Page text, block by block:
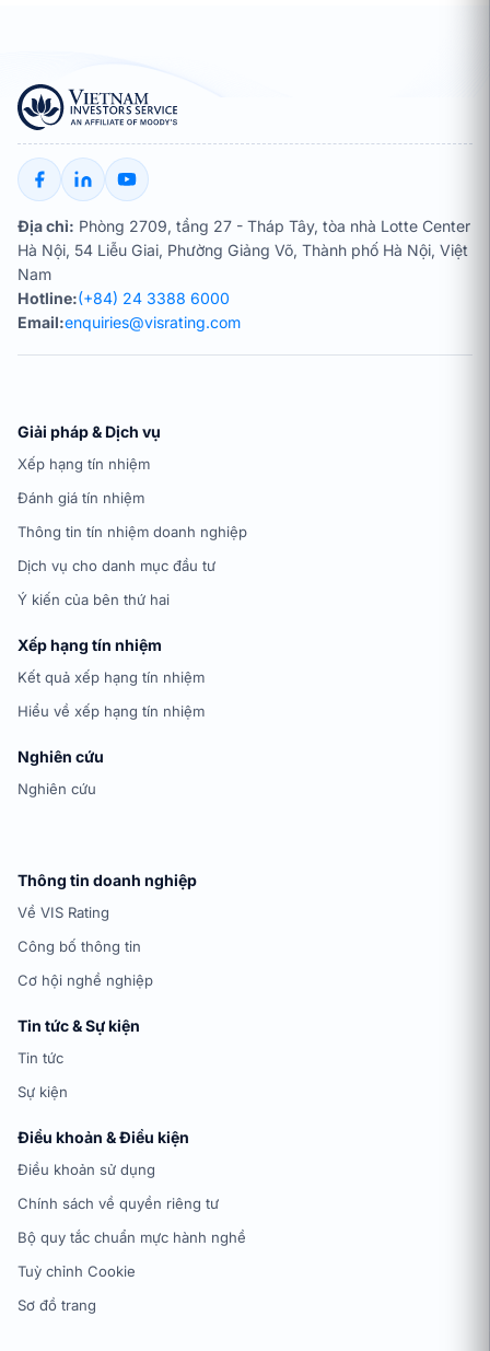
Địa chỉ: Phòng 2709, tầng 27 - Tháp Tây, tòa nhà Lotte Center
Hà Nội, 54 Liễu Giai, Phường Giảng Võ, Thành phố Hà Nội, Việt
Nam
Hotline:(+84) 24 3388 6000
Email:enquiries@visrating.com
Giải pháp & Dịch vụ
Xếp hạng tín nhiệm
Đánh giá tín nhiệm
Thông tin tín nhiệm doanh nghiệp
Dịch vụ cho danh mục đầu tư
Ý kiến của bên thứ hai
Xếp hạng tín nhiệm
Kết quả xếp hạng tín nhiệm
Hiểu về xếp hạng tín nhiệm
Nghiên cứu
Nghiên cứu
Thông tin doanh nghiệp
Về VIS Rating
Công bố thông tin
Cơ hội nghề nghiệp
Tin tức & Sự kiện
Tin tức
Sự kiện
Điều khoản & Điều kiện
Điều khoản sử dụng
Chính sách về quyền riêng tư
Bộ quy tắc chuẩn mực hành nghề
Tuỳ chỉnh Cookie
Sơ đồ trang